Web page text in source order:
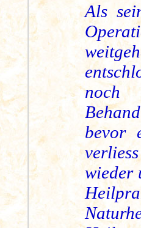
Als
noch
bevor
wieder